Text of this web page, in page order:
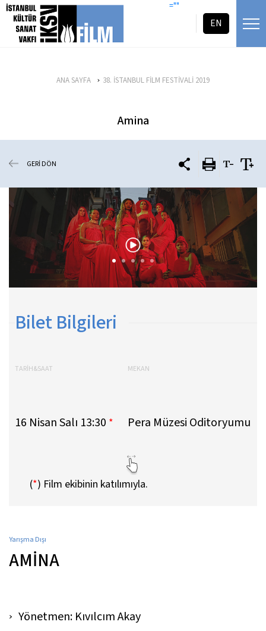
icerigi atla =""
EN
ANA SAYFA 38. İSTANBUL FİLM FESTİVALİ 2019
Amina
GERİ DÖN
Bilet Bilgileri
TARİH&SAAT MEKAN
16 Nisan Salı 13:30 * Pera Müzesi Oditoryumu
(*) Film ekibinin katılımıyla.
Yarışma Dışı
AMİNA
Yönetmen: Kıvılcım Akay